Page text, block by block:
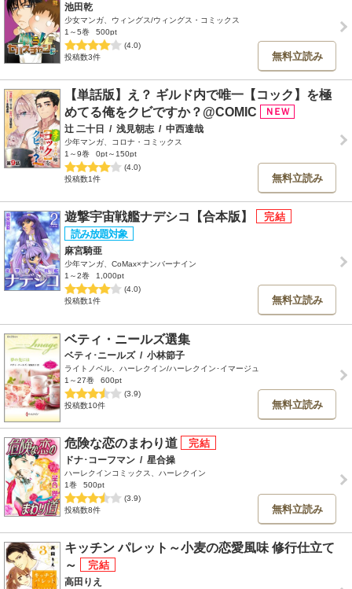
池田乾
少女マンガ、ウィングス/ウィングス・コミックス
1～5巻
500pt
(4.0)
投稿数3件
無料立読み
【単話版】え？ ギルド内で唯一【コック】を極
めてる俺をクビですか？@COMIC
辻 二十日 / 浅見朝志 / 中西達哉
少年マンガ、コロナ・コミックス
1～9巻
0pt～150pt
(4.0)
投稿数1件
無料立読み
遊撃宇宙戦艦ナデシコ【合本版】
麻宮騎亜
少年マンガ、CoMax×ナンバーナイン
1～2巻
1,000pt
(4.0)
投稿数1件
無料立読み
ベティ・ニールズ選集
ベティ･ニールズ / 小林節子
ライトノベル、ハーレクイン/ハーレクイン･イマージュ
1～27巻
600pt
(3.9)
投稿数10件
無料立読み
危険な恋のまわり道
ドナ･コーフマン / 星合操
ハーレクインコミックス、ハーレクイン
1巻
500pt
(3.9)
投稿数8件
無料立読み
キッチン パレット～小麦の恋愛風味 修行仕立て
～
高田りえ